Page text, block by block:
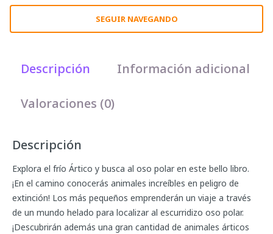
SEGUIR NAVEGANDO
Descripción Información adicional
Valoraciones (0)
Descripción
Explora el frío Ártico y busca al oso polar en este bello libro.
¡En el camino conocerás animales increíbles en peligro de
extinción! Los más pequeños emprenderán un viaje a través
de un mundo helado para localizar al escurridizo oso polar.
¡Descubrirán además una gran cantidad de animales árticos